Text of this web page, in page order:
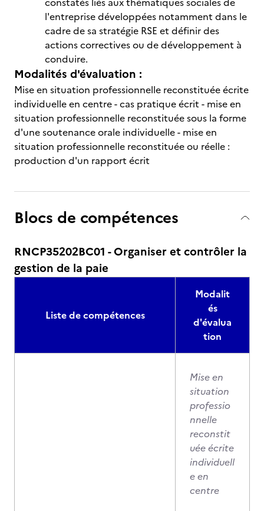
l'entreprise développées notamment dans le
cadre de sa stratégie RSE et définir des
actions correctives ou de développement à
conduire.
Modalités d'évaluation :
Mise en situation professionnelle reconstituée écrite
individuelle en centre - cas pratique écrit - mise en
situation professionnelle reconstituée sous la forme
d'une soutenance orale individuelle - mise en
situation professionnelle reconstituée ou réelle :
production d'un rapport écrit
Blocs de compétences
RNCP35202BC01 - Organiser et contrôler la
gestion de la paie
Liste de compétences
Modalit
és
d'évalua
tion
Mise en
situation
professio
nnelle
reconstit
uée écrite
individuell
e en
centre